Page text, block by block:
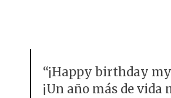
“¡Happy birthday
¡Un año más de vida